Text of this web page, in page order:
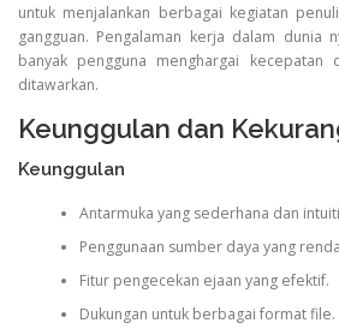
untuk menjalankan berbagai kegiatan
gangguan. Pengalaman kerja dalam dunia
banyak pengguna menghargai kecepatan
ditawarkan.
Keunggulan dan
Keunggulan
Antarmuka yang sederhana dan
Penggunaan sumber daya yang
Fitur pengecekan ejaan yang efektif.
Dukungan untuk berbagai format file.